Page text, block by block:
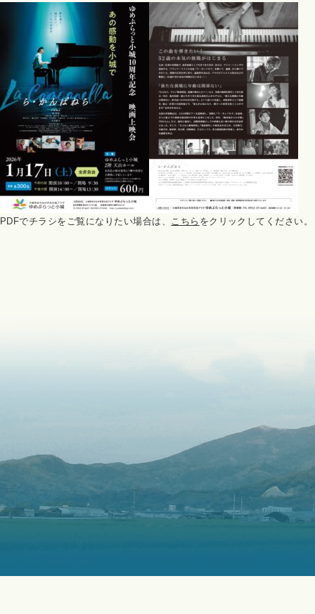
PDFでチラシをご覧になりたい場合は、 こちら をクリックしてください。